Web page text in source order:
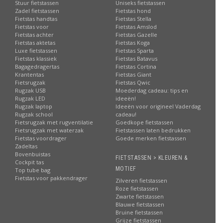
Stuur fietstassen
Zadel fietstassen
Fietstas handtas
Fietstas voor
Fietstas achter
Fietstas aktetas
Luxe fietstassen
Fietstas klassiek
Bagagedragertas
Krantentas
Fietsrugzak
Rugzak USB
Rugzak LED
Rugzak laptop
Rugzak school
Fietsrugzak met rugventilatie
Fietsrugzak met waterzak
Fietstas voordrager
Zadeltas
Bovenbuistas
Cockpit tas
Top tube bag
Fietstas voor pakkendrager
Uniseks fietstassen
Fietstas hond
Fietstas Stella
Fietstas Amslod
Fietstas Gazelle
Fietstas Koga
Fietstas Sparta
Fietstas Batavus
Fietstas Cortina
Fietstas Giant
Fietstas Qwic
Moederdag cadeau: tips en
ideeën!
Ideeën voor origineel Vaderdag
cadeau!
Goedkope fietstassen
Fietstassen laten bedrukken
Goede merken fietstassen
FIETSTASSEN > KLEUREN &
MOTIEF
Zilveren fietstassen
Roze fietstassen
Zwarte fietstassen
Blauwe fietstassen
Bruine fietstassen
Grijze fietstassen